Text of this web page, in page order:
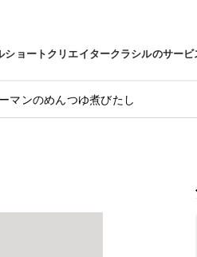
ショートクリエイタークラシルのサービ
マンのめんつゆ煮びたし